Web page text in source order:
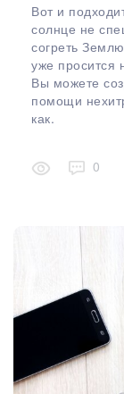
Вот и
солнце не
согреть
уже просится
Вы можете
помощи
как.
0